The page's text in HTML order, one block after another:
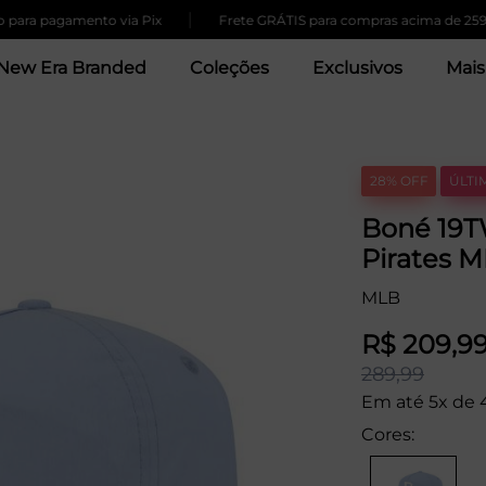
pagamento via Pix | Frete GRÁTIS para compras acima de 259,00
Era Branded Coleções Exclusivos
28% OFF
Boné
Pirates
MLB
R$
289,99
Em até 5x de
Cores: